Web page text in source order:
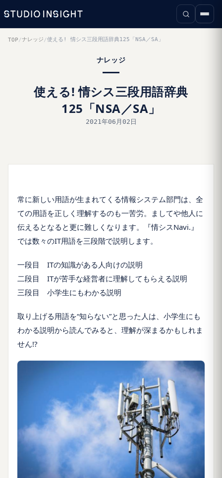
TOP /ナレッジ /使える! 情シス三段用語辞典125「NSA／SA」
ナレッジ
使える! 情シス三段用語辞典
125「NSA／SA」
2021年06月02日
常に新しい用語が生まれてくる情報システム部門は、全
ての用語を正しく理解するのも一苦労。ましてや他人に
伝えるとなると更に難しくなります。『情シスNavi.』
では数々のIT用語を三段階で説明します。
一段目 ITの知識がある人向けの説明
二段目 ITが苦手な経営者に理解してもらえる説明
三段目 小学生にもわかる説明
取り上げる用語を“知らない”と思った人は、小学生にも
わかる説明から読んでみると、理解が深まるかもしれま
せん!?